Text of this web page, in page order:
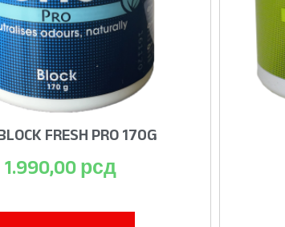
FRESH PRO 170G
1.990,00 рсд